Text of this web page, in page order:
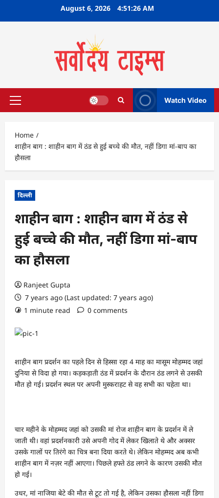
August 6, 2026 4:51:27 AM
Primary
Watch Video
Home
शाहीन बाग : शाहीन बाग में ठंड से हुई बच्‍चे की मौत, नहीं डिगा मां-बाप का
हौसला
दिल्ली
शाहीन बाग : शाहीन बाग में ठंड से
हुई बच्‍चे की मौत, नहीं डिगा मां-बाप
का हौसला
Ranjeet Gupta
7 years ago (Last updated: 7 years ago)
1 minute read
0 comments
शाहीन बाग प्रदर्शन का पहले दिन से हिस्सा रहा 4 माह का मासूम मोहम्मद जहां
दुनिया से विदा हो गया। कड़कड़ाती ठंड में प्रदर्शन के दौरान ठंड लगने से उसकी
मौत हो गई। प्रदर्शन स्थल पर अपनी मुस्कराहट से वह सभी का चहेता था।
चार महीने के मोहम्मद जहां को उसकी मां रोज शाहीन बाग के प्रदर्शन में ले
जाती थी। वहां प्रदर्शनकारी उसे अपनी गोद में लेकर खिलाते थे और अक्सर
उसके गालों पर तिरंगे का चित्र बना दिया करते थे। लेकिन मोहम्मद अब कभी
शाहीन बाग में नज़र नहीं आएगा। पिछले हफ्ते ठंड लगने के कारण उसकी मौत
हो गई।
उधर, मां नाजिया बेटे की मौत से टूट तो गई है, लेकिन उसका हौसला नहीं डिगा